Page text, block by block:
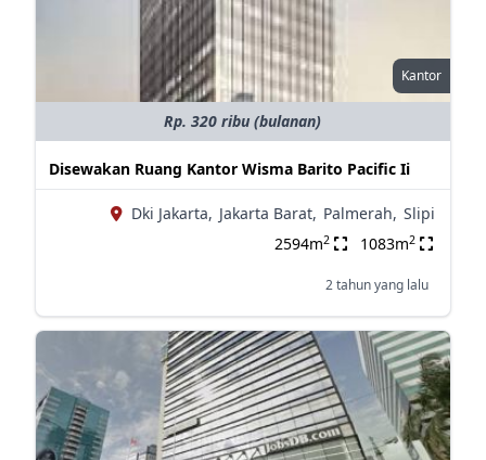
Kantor
Rp. 320 ribu (bulanan)
Disewakan Ruang Kantor Wisma Barito Pacific Ii
Dki Jakarta, Jakarta Barat, Palmerah, Slipi
2594m2 1083m2
2 tahun yang lalu